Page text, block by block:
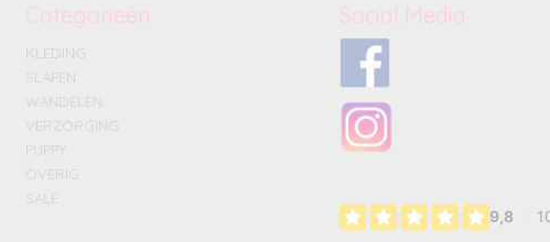
Categorieën
KLEDING
SLAPEN
WANDELEN
VERZORGING
PUPPY
OVERIG
SALE
Social Media